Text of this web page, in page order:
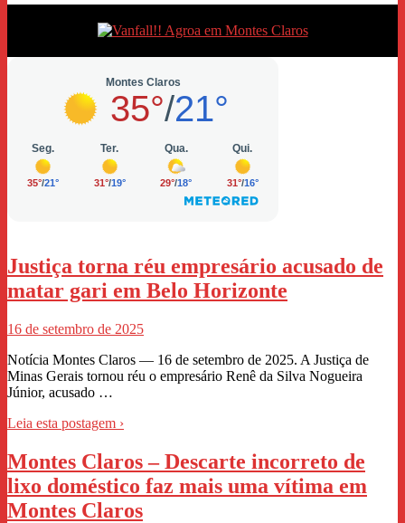
Justiça torna réu empresário acusado de
matar gari em Belo Horizonte
16 de setembro de 2025
Notícia Montes Claros — 16 de setembro de 2025. A Justiça de
Minas Gerais tornou réu o empresário Renê da Silva Nogueira
Júnior, acusado …
Leia esta postagem ›
Montes Claros – Descarte incorreto de
lixo doméstico faz mais uma vítima em
Montes Claros